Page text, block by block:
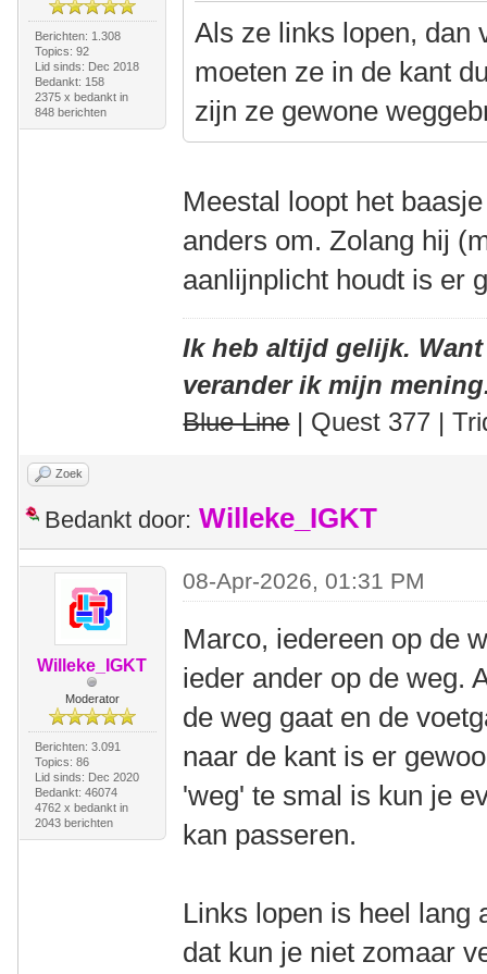
Berichten: 1.308
Topics: 92
Lid sinds: Dec 2018
Bedankt: 158
2375 x bedankt in
848 berichten
Als ze links lopen, dan
moeten ze in de kant
zijn ze gewone
Meestal loopt het
anders om. Zolang hij
aanlijnplicht houdt is er
Ik heb altijd gelijk.
verander ik mijn
Blue Line| Quest 377 |
Zoek
Bedankt door: Willeke_IGKT
Willeke_IGKT
Moderator
Berichten: 3.091
Topics: 86
Lid sinds: Dec 2020
Bedankt: 46074
4762 x bedankt in
2043 berichten
08-Apr-2026, 01:31 PM
Marco, iedereen op de
ieder ander op de weg.
de weg gaat en de
naar de kant is er
'weg' te smal is kun je
kan passeren.
Links lopen is heel lang
dat kun je niet zomaar